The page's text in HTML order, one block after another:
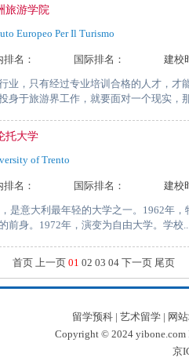
旅游学院
Europeo Per Il Turismo
排名： 国际排名： 建校
，只有经过专业培训合格的人才，才
身于旅游界工作，就要面对一个现实，
托大学
of Trento
排名： 国际排名： 建校
意大利最年轻的大学之一。1962年，
前身。1972年，演变为自由大学。学校
首页 上一页 01 02 03 04 下一页 尾页
留学预科| 艺术留学| 网
Copyright © 2024 yibone.com
京